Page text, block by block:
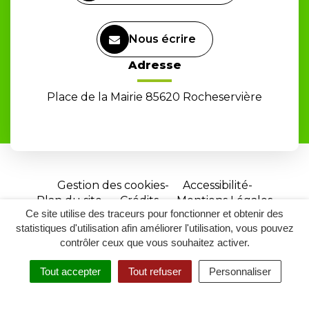
Ce site utilise des traceurs pour fonctionner et obtenir des
statistiques d'utilisation afin améliorer l'utilisation, vous pouvez
contrôler ceux que vous souhaitez activer.
Tout accepter Tout refuser Personnaliser
RECHERCHER
ACCESSIBILITÉ
Nous écrire
Adresse
Place de la Mairie 85620 Rocheservière
Gestion des cookies
Accessibilité
Plan du site
Crédits
Mentions Légales
Site
réalisé
par
Inovagora